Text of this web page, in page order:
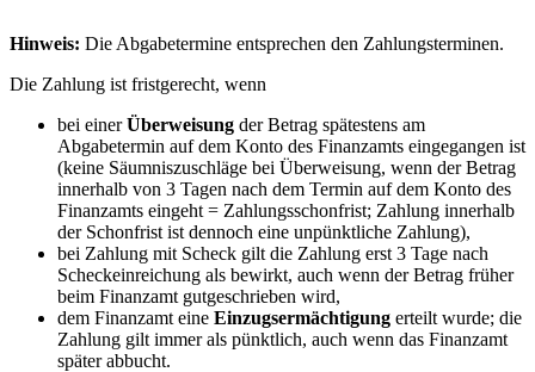
Hinweis: Die Abgabetermine entsprechen den Zahlungsterminen.
Die Zahlung ist fristgerecht, wenn
bei einerÜberweisung der Betrag spätestens am
Abgabetermin auf dem Konto des Finanzamts eingegangen ist
(keine Säumniszuschläge bei Überweisung, wenn der Betrag
innerhalb von 3 Tagen nach dem Termin auf dem Konto des
Finanzamts eingeht = Zahlungsschonfrist; Zahlung innerhalb
der Schonfrist ist dennoch eine unpünktliche Zahlung),
bei Zahlung mit Scheck gilt die Zahlung erst 3 Tage nach
Scheckeinreichung als bewirkt, auch wenn der Betrag früher
beim Finanzamt gutgeschrieben wird,
dem Finanzamt eine Einzugsermächtigung erteilt wurde; die
Zahlung gilt immer als pünktlich, auch wenn das Finanzamt
später abbucht.